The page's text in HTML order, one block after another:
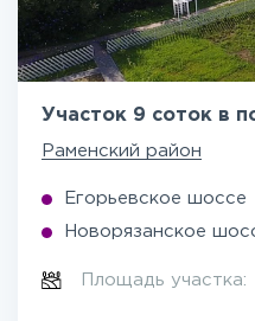
Участок 9 соток в
Раменский район
Егорьевское шоссе
Новорязанское
Площадь участка: